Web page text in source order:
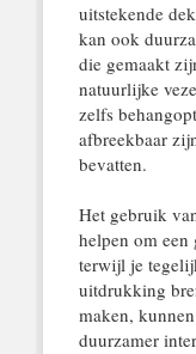
uitstekende
kan ook
die gemaakt
natuurlijke
zelfs
afbreekbaar
bevatten.
Het gebruik
helpen om een
terwijl je
uitdrukking
maken,
duurzamer